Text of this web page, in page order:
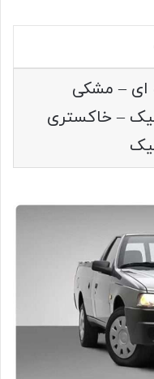
ای – مشکی
– خاکستری